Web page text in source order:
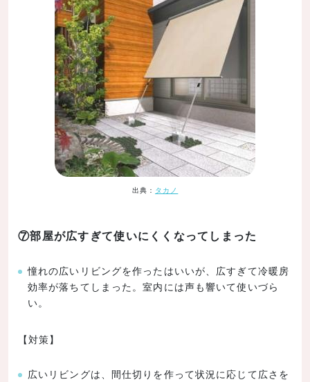
出典： タカノ
⑦部屋が広すぎて使いにくくなってしまった
憧れの広いリビングを作ったはいいが、広すぎて冷暖房
効率が落ちてしまった。室内には声も響いて使いづら
い。
【対策】
広いリビングは、間仕切りを作って状況に応じて広さを